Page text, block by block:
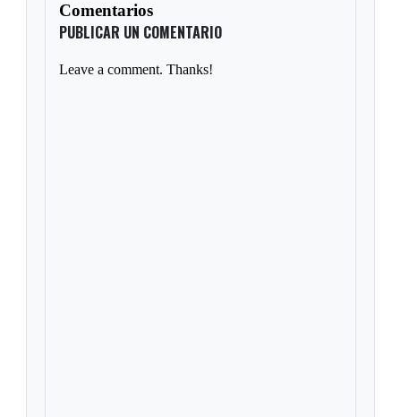
Comentarios
PUBLICAR UN COMENTARIO
Leave a comment. Thanks!